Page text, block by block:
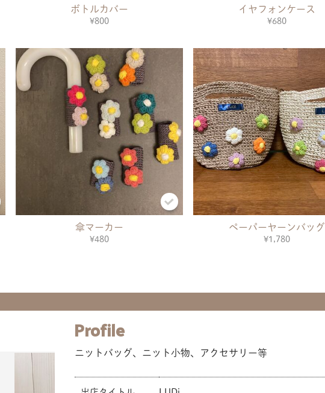
ボトルカバー
¥800
イヤフォンケース
¥680
傘マーカー
¥480
ペーパーヤーンバッグ
¥1,780
Profile
ニットバッグ、ニット小物、アクセサリー等
共有方法を選択